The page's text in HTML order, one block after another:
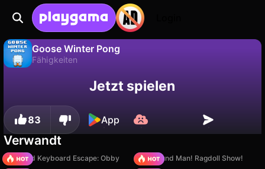
Goose Winter Pong
Fähigkeiten
speichern!
Nein
Jetzt spielen
83 App
Verwandt
+1 Speed Keyboard Escape: Obby
Playground Man! Ragdoll Show!